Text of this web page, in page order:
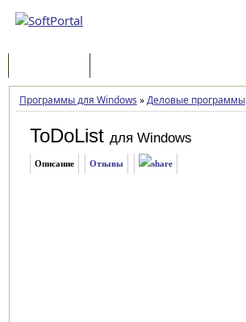
Программы для Windows »Деловые программы
ToDoList для Windows
Описание Отзывы